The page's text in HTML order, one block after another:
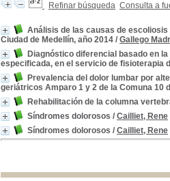
Refinar búsqueda Consulta a
Análisis de las causas de escoliosis
Ciudad de Medellín, año 2014 / Gallego
Diagnóstico diferencial basado en
especificada, en el servicio de fisioterapia
Prevalencia del dolor lumbar por
geriátricos Amparo 1 y 2 de la Comuna 10
Rehabilitación de la columna
Síndromes dolorosos / Cailliet, Rene
Síndromes dolorosos / Cailliet, Rene